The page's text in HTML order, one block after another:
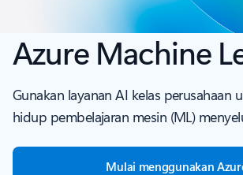
Azure Machine
Gunakan layanan AI kelas perusahaan
hidup pembelajaran mesin (ML)
Mulai menggunakan